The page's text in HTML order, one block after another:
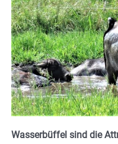
Wasserbüffel sind die